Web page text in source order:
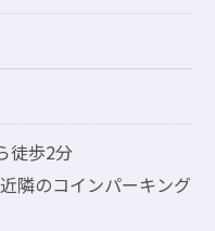
徒歩2分
隣のコインパーキング